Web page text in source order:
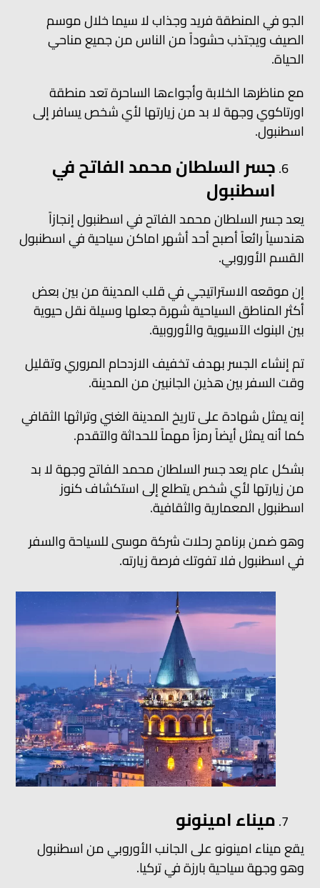
الجو في المنطقة فريد وجذاب لا سيما خلال موسم
الصيف ويجتذب حشوداً من الناس من جميع مناحي
الحياة.
مع مناظرها الخلابة وأجواءها الساحرة تعد منطقة
اورتاكوي وجهة لا بد من زيارتها لأي شخص يسافر إلى
اسطنبول.
جسر السلطان محمد الفاتح في
اسطنبول
يعد جسر السلطان محمد الفاتح في اسطنبول إنجازاً
هندسياً رائعاً أصبح أحد أشهر اماكن سياحية في اسطنبول
القسم الأوروبي.
إن موقعه الاستراتيجي في قلب المدينة من بين بعض
أكثر المناطق السياحية شهرة جعلها وسيلة نقل حيوية
بين البنوك الآسيوية والأوروبية.
تم إنشاء الجسر بهدف تخفيف الازدحام المروري وتقليل
وقت السفر بين هذين الجانبين من المدينة.
إنه يمثل شهادة على تاريخ المدينة الغني وتراثها الثقافي
كما أنه يمثل أيضاً رمزاً مهماً للحداثة والتقدم.
بشكل عام يعد جسر السلطان محمد الفاتح وجهة لا بد
من زيارتها لأي شخص يتطلع إلى استكشاف كنوز
اسطنبول المعمارية والثقافية.
وهو ضمن برنامج رحلات شركة موسى للسياحة والسفر
في اسطنبول فلا تفوتك فرصة زيارته.
ميناء امينونو
يقع ميناء امينونو على الجانب الأوروبي من اسطنبول
وهو وجهة سياحية بارزة في تركيا.